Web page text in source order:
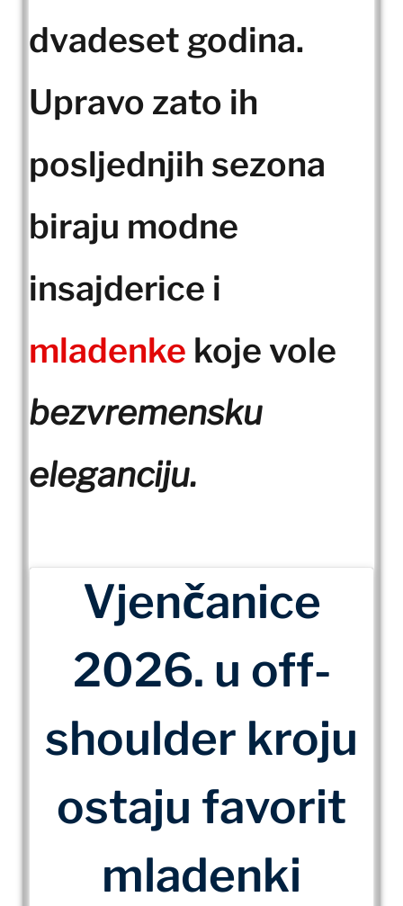
dvadeset godina.
Upravo zato ih
posljednjih sezona
biraju modne
insajderice i
mladenke koje vole
bezvremensku
eleganciju.
Vjenčanice
2026. u off-
shoulder kroju
ostaju favorit
mladenki